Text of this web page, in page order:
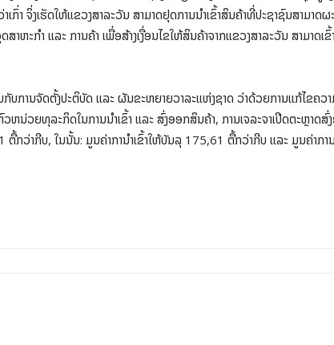
ກົ່າ ຈິ່ງເຮັດໃຫ້ແຂວງສາລະວັນ ສາມາດຢຸດການນໍາເຂົ້າສິນຄ້າທີ່ປະຊາຊົນສາມາດ
ະກໍາ ແລະ ການຄ້າ ເພື່ອສ້າງເງື່ອນໄຂໃຫ້ສິນຄ້າຈາກແຂວງສາລະວັນ ສາມາດເ
ການຈັດຕັ້ງປະຕິບັດ ແລະ ຜັນຂະຫຍາຍວາລະແຫ່ງຊາດ ວ່າດ້ວຍການແກ້ໄຂຄວາ
ນ່ວຍທຸລະກິດໃນການນໍາເຂົ້າ ແລະ ສົ່ງອອກສິນຄ້າ, ການເຈລະຈາເປີດຕະຫຼາດ
ຕື້ກວ່າກີບ, ໃນນັ້ນ: ມູນຄ່າການໍາເຂົ້າໃຫ້ບັນລຸ 175,61 ຕື້ກວ່າກີບ ແລະ ມູນຄ່າ